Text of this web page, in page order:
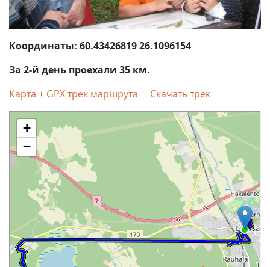
Координаты: 60.43426819 26.1096154
За 2-й день проехали 35 км.
Карта + GPX трек маршрута
Скачать трек